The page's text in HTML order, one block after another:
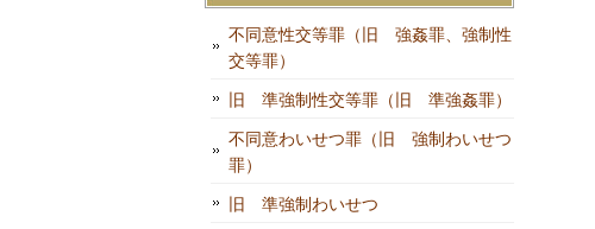
不同意性交等罪（旧 強姦罪、強制性
交等罪）
旧 準強制性交等罪（旧 準強姦罪）
不同意わいせつ罪（旧 強制わいせつ
罪）
旧 準強制わいせつ